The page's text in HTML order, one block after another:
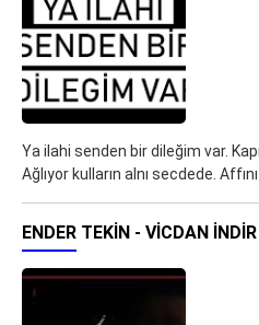
Ya ilahi senden bir dileğim var.
Ağlıyor kulların alnı secdede.
ENDER TEKIN - VICDAN İNDIR